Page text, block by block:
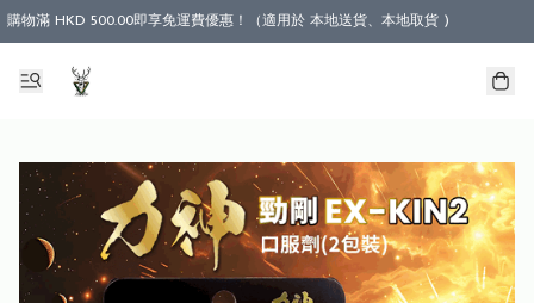
購物滿 HKD 500.00即享免運費優惠！（適用於 本地送貨、本地取貨 )